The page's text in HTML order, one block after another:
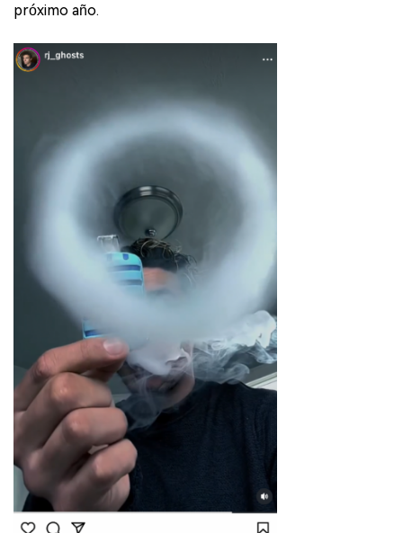
próximo año.